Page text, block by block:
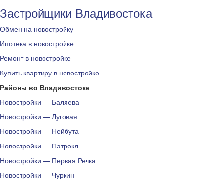
Застройщики Владивостока
Обмен на новостройку
Ипотека в новостройке
Ремонт в новостройке
Купить квартиру в новостройке
Районы во Владивостоке
Новостройки — Баляева
Новостройки — Луговая
Новостройки — Нейбута
Новостройки — Патрокл
Новостройки — Первая Речка
Новостройки — Чуркин